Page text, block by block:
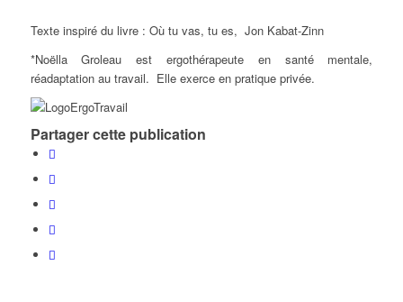
Texte inspiré du livre : Où tu vas, tu es, Jon Kabat-Zinn
*Noëlla Groleau est ergothérapeute en santé mentale,
réadaptation au travail. Elle exerce en pratique privée.
Partager cette publication